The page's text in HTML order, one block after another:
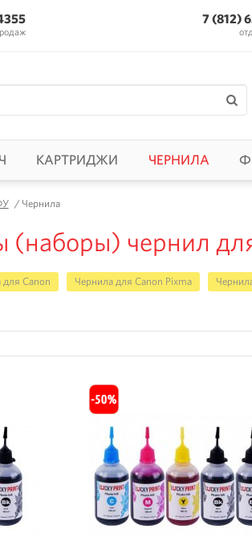
7 (812)
КАРТРИДЖИ ЧЕРНИЛА
/Чернила
(наборы) чернил
для Canon Чернила для Canon Pixma